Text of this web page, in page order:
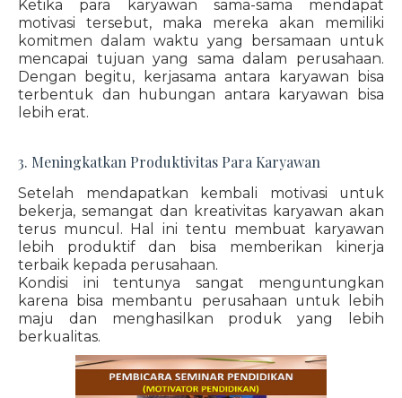
Ketika para karyawan sama-sama mendapat
motivasi tersebut, maka mereka akan memiliki
komitmen dalam waktu yang bersamaan untuk
mencapai tujuan yang sama dalam perusahaan.
Dengan begitu, kerjasama antara karyawan bisa
terbentuk dan hubungan antara karyawan bisa
lebih erat.
3. Meningkatkan Produktivitas Para Karyawan
Setelah mendapatkan kembali motivasi untuk
bekerja, semangat dan kreativitas karyawan akan
terus muncul. Hal ini tentu membuat karyawan
lebih produktif dan bisa memberikan kinerja
terbaik kepada perusahaan.
Kondisi ini tentunya sangat menguntungkan
karena bisa membantu perusahaan untuk lebih
maju dan menghasilkan produk yang lebih
berkualitas.